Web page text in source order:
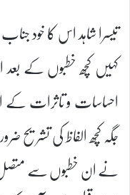
تیسرا شاہد اس کا خود
کہیں کچھ خطبوں کے
احساسات و تاثرات کے
جگہ کچھ الفاظ کی
نے ان خطبوں سے متصل